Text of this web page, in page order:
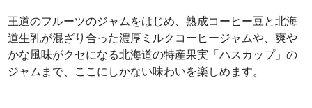
王道のフルーツのジャムをはじめ、熟成コーヒー豆と北海
道生乳が混ざり合った濃厚ミルクコーヒージャムや、爽や
かな風味がクセになる北海道の特産果実「ハスカップ」の
ジャムまで、ここにしかない味わいを楽しめます。